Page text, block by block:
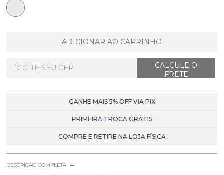
ADICIONAR AO CARRINHO
GANHE MAIS 5% OFF VIA PIX
PRIMEIRA TROCA GRÁTIS
COMPRE E RETIRE NA LOJA FÍSICA
DESCRIÇÃO COMPLETA